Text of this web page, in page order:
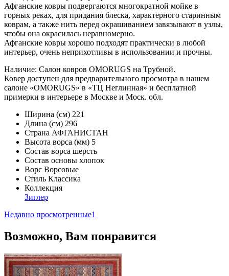
Афганские ковры подвергаются многократной мойке в
горных реках, для придания блеска, характерного старинным
коврам, а также нить перед окрашиванием завязывают в узлы,
чтобы она окрасилась неравномерно.
Афганские ковры хорошо подходят практически в любой
интерьер, очень неприхотливы в использовании и прочны.
Наличие: Салон ковров OMORUGS на Трубной.
Ковер доступен для предварительного просмотра в нашем
салоне «OMORUGS» в «ТЦ Неглинная» и бесплатной
примерки в интерьере в Москве и Моск. обл.
Ширина (см) 221
Длина (см) 296
Страна АФГАНИСТАН
Высота ворса (мм) 5
Состав ворса шерсть
Состав основы хлопок
Ворс Ворсовые
Стиль Классика
Коллекция
Зиглер
Недавно просмотренные1
Возможно, Вам понравится